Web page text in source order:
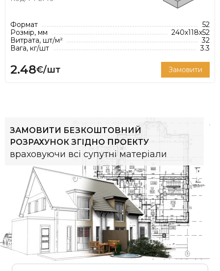
Формат
52
Розмір, мм
240х118х52
Витрата, шт/м²
32
Вага, кг/шт
3.3
2.48€/шт Замовити
ЗАМОВИТИ БЕЗКОШТОВНИЙ
РОЗРАХУНОК ЗГІДНО ПРОЕКТУ
враховуючи всі супутні матеріали